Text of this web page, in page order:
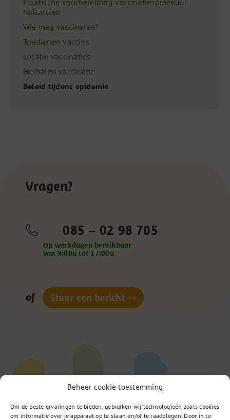
Beheer cookie toestemming
Om de beste ervaringen te bieden, gebruiken wij technologieën zoals cookies
om informatie over je apparaat op te slaan en/of te raadplegen. Door in te
Praktische voorbereiding vaccinatiespreekuur
huisartsen
Wie mag vaccineren?
Toedienen vaccins
Locatie vaccinaties
Herhalen vaccinatie
Beleid tijdens epidemie
Vragen?
085 – 02 98 705
Op werkdagen bereikbaar
van 9:00u tot 17:00u
of Stuur een bericht